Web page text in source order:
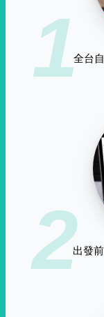
1全台
2出發